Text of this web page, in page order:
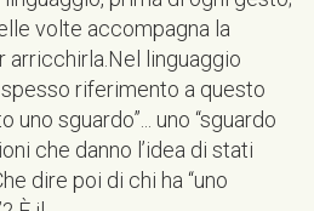
volte accompagna la
arricchirla.Nel linguaggio
riferimento a questo
uno sguardo”... uno “sguardo
che danno l’idea di stati
dire poi di chi ha “uno